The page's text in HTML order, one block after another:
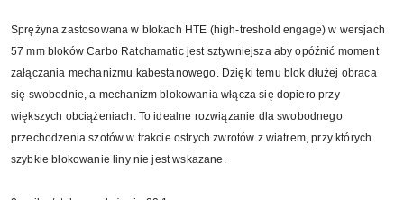
Sprężyna zastosowana w blokach HTE (high-treshold engage) w wersjach
57 mm bloków Carbo Ratchamatic jest sztywniejsza aby opóźnić moment
załączania mechanizmu kabestanowego. Dzięki temu blok dłużej obraca
się swobodnie, a mechanizm blokowania włącza się dopiero przy
większych obciążeniach. To idealne rozwiązanie dla swobodnego
przechodzenia szotów w trakcie ostrych zwrotów z wiatrem, przy których
szybkie blokowanie liny nie jest wskazane.